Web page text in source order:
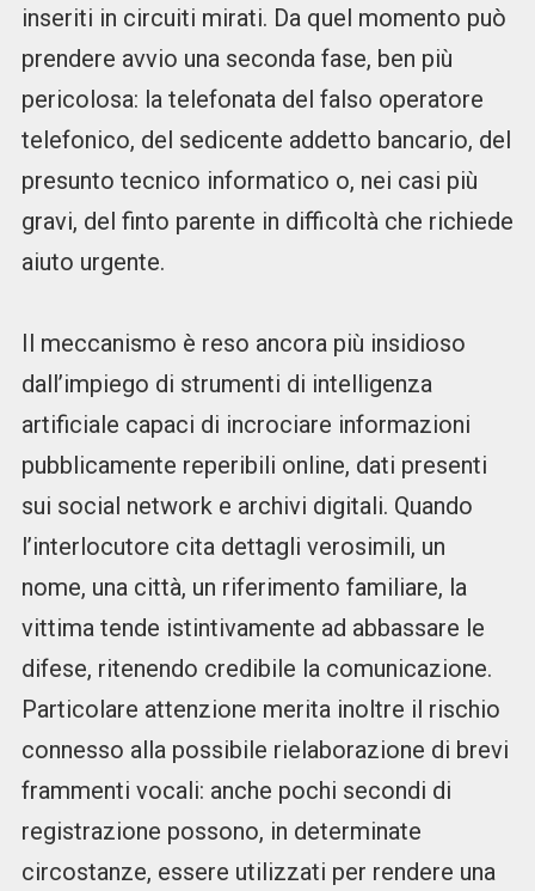
inseriti in circuiti mirati. Da quel momento può
prendere avvio una seconda fase, ben più
pericolosa: la telefonata del falso operatore
telefonico, del sedicente addetto bancario, del
presunto tecnico informatico o, nei casi più
gravi, del finto parente in difficoltà che richiede
aiuto urgente.
Il meccanismo è reso ancora più insidioso
dall’impiego di strumenti di intelligenza
artificiale capaci di incrociare informazioni
pubblicamente reperibili online, dati presenti
sui social network e archivi digitali. Quando
l’interlocutore cita dettagli verosimili, un
nome, una città, un riferimento familiare, la
vittima tende istintivamente ad abbassare le
difese, ritenendo credibile la comunicazione.
Particolare attenzione merita inoltre il rischio
connesso alla possibile rielaborazione di brevi
frammenti vocali: anche pochi secondi di
registrazione possono, in determinate
circostanze, essere utilizzati per rendere una